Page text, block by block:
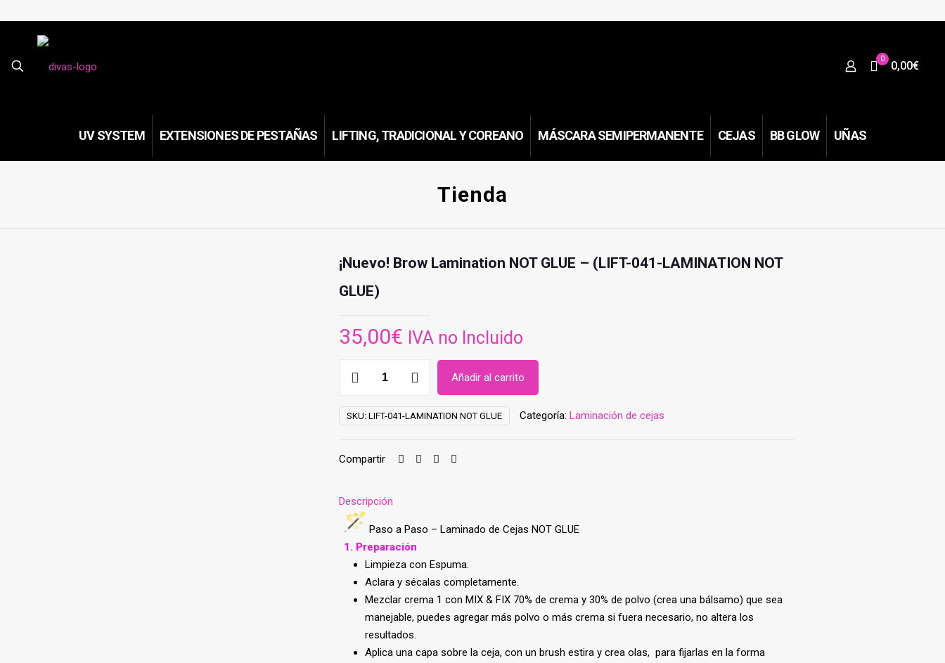
0
0,00€
UV SYSTEM EXTENSIONES DE PESTAÑAS LIFTING, TRADICIONAL Y COREANO MÁSCARA SEMIPERMANENTE CEJAS BB GLOW UÑAS
Tienda
¡Nuevo! Brow Lamination NOT GLUE – (LIFT-041-LAMINATION NOT
GLUE)
35,00€ IVA no Incluido
Brow
NOT
-
LAMINATION
NOT
GLUE)
cantidad
Añadir al carrito
SKU:LIFT-041-LAMINATION NOT GLUE Categoría:Laminación de cejas
Compartir
Descripción
Paso a Paso – Laminado de Cejas NOT GLUE
1. Preparación
Limpieza con Espuma.
Aclara y sécalas completamente.
Mezclar crema 1 con MIX & FIX 70% de crema y 30% de polvo (crea una bálsamo) que sea
manejable, puedes agregar más polvo o más crema si fuera necesario, no altera los
resultados.
Aplica una capa sobre la ceja, con un brush estira y crea olas, para fijarlas en la forma